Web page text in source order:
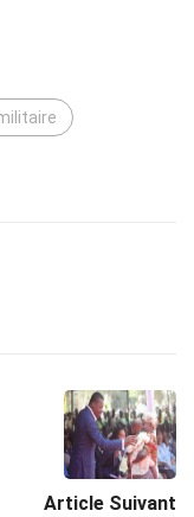
Article Suivant